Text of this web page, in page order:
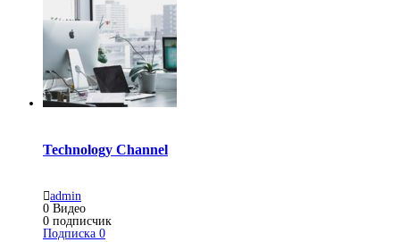
Technology Channel
admin
0 Видео
0 подписчик
Подписка 0